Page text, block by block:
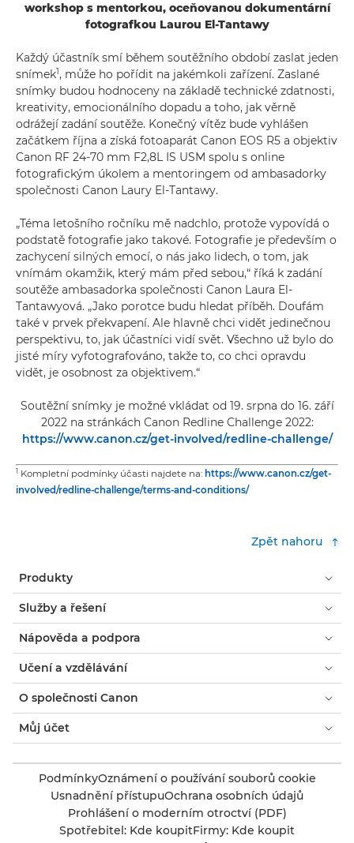
workshop s mentorkou, oceňovanou dokumentární
fotografkou Laurou El-Tantawy
Každý účastník smí během soutěžního období zaslat jeden
snímek1, může ho pořídit na jakémkoli zařízení. Zaslané
snímky budou hodnoceny na základě technické zdatnosti,
kreativity, emocionálního dopadu a toho, jak věrně
odrážejí zadání soutěže. Konečný vítěz bude vyhlášen
začátkem října a získá fotoaparát Canon EOS R5 a objektiv
Canon RF 24-70 mm F2,8L IS USM spolu s online
fotografickým úkolem a mentoringem od ambasadorky
společnosti Canon Laury El-Tantawy.
„Téma letošního ročníku mě nadchlo, protože vypovídá o
podstatě fotografie jako takové. Fotografie je především o
zachycení silných emocí, o nás jako lidech, o tom, jak
vnímám okamžik, který mám před sebou,“ říká k zadání
soutěže ambasadorka společnosti Canon Laura El-
Tantawyová. „Jako porotce budu hledat příběh. Doufám
také v prvek překvapení. Ale hlavně chci vidět jedinečnou
perspektivu, to, jak účastníci vidí svět. Všechno už bylo do
jisté míry vyfotografováno, takže to, co chci opravdu
vidět, je osobnost za objektivem.“
Soutěžní snímky je možné vkládat od 19. srpna do 16. září
2022 na stránkách Canon Redline Challenge 2022:
https://www.canon.cz/get-involved/redline-challenge/
1 Kompletní podmínky účasti najdete na: https://www.canon.cz/get-
involved/redline-challenge/terms-and-conditions/
Zpět nahoru
Produkty
Služby a řešení
Nápověda a podpora
Učení a vzdělávání
O společnosti Canon
Můj účet
PodmínkyOznámení o používání souborů cookie
Usnadnění přístupuOchrana osobních údajů
Prohlášení o moderním otroctví (PDF)
Spotřebitel: Kde koupitFirmy: Kde koupit